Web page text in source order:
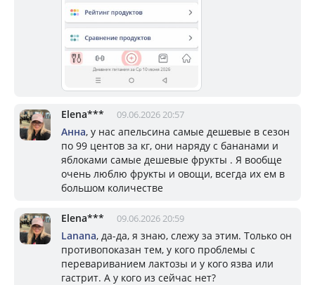
Elena*** 09.06.2026 20:57
Анна, у нас апельсина самые дешевые в сезон
по 99 центов за кг, они наряду с бананами и
яблоками самые дешевые фрукты . Я вообще
очень люблю фрукты и овощи, всегда их ем в
большом количестве
Elena*** 09.06.2026 20:59
Lanana, да-да, я знаю, слежу за этим. Только он
противопоказан тем, у кого проблемы с
перевариванием лактозы и у кого язва или
гастрит. А у кого из сейчас нет?